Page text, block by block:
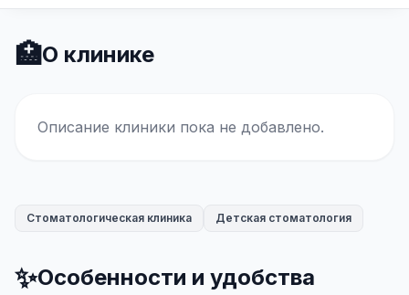
🏥О клинике
Описание клиники пока не добавлено.
Стоматологическая клиника Детская стоматология
✨Особенности и удобства